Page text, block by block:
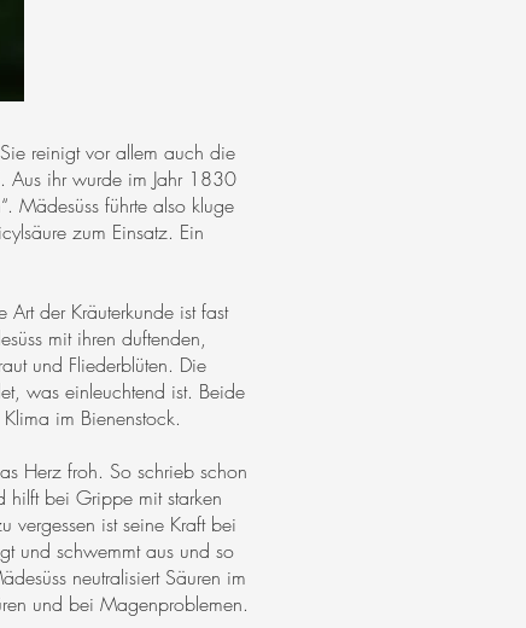
reinigt vor allem auch die
Aus ihr wurde im Jahr 1830
Mädesüss führte also kluge
zum Einsatz. Ein
der Kräuterkunde ist fast
mit ihren duftenden,
und Fliederblüten. Die
was einleuchtend ist. Beide
im Bienenstock.
Herz froh. So schrieb schon
hilft bei Grippe mit starken
ist seine Kraft bei
und schwemmt aus und so
neutralisiert Säuren im
und bei Magenproblemen.